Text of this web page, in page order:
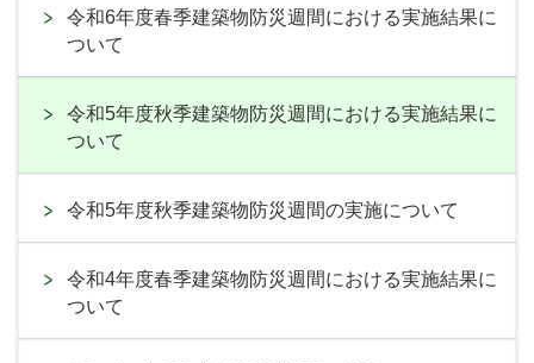
令和6年度春季建築物防災週間における実施結果に
ついて
令和5年度秋季建築物防災週間における実施結果に
ついて
令和5年度秋季建築物防災週間の実施について
令和4年度春季建築物防災週間における実施結果に
ついて